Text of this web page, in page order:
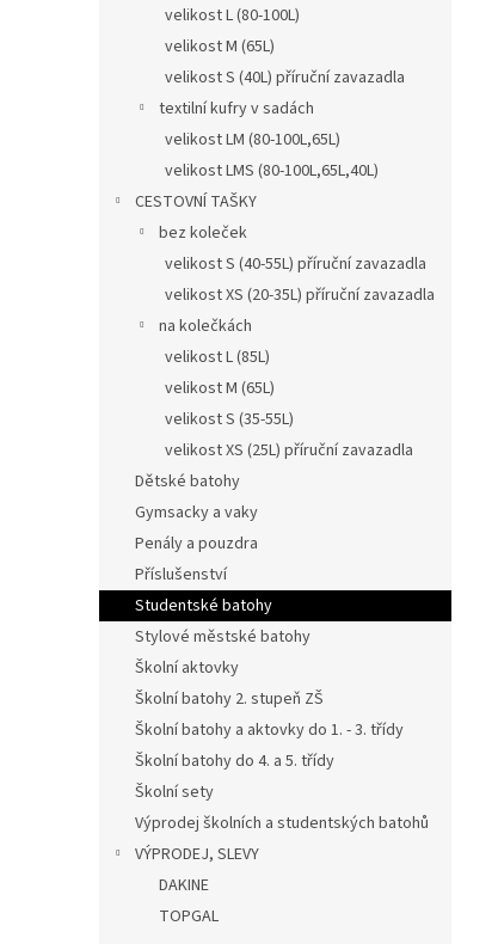
velikost L (80-100L)
velikost M (65L)
velikost S (40L) příruční zavazadla
textilní kufry v sadách
velikost LM (80-100L,65L)
velikost LMS (80-100L,65L,40L)
CESTOVNÍ TAŠKY
bez koleček
velikost S (40-55L) příruční zavazadla
velikost XS (20-35L) příruční zavazadla
na kolečkách
velikost L (85L)
velikost M (65L)
velikost S (35-55L)
velikost XS (25L) příruční zavazadla
Dětské batohy
Gymsacky a vaky
Penály a pouzdra
Příslušenství
Studentské batohy
Stylové městské batohy
Školní aktovky
Školní batohy 2. stupeň ZŠ
Školní batohy a aktovky do 1. - 3. třídy
Školní batohy do 4. a 5. třídy
Školní sety
Výprodej školních a studentských batohů
VÝPRODEJ, SLEVY
DAKINE
TOPGAL